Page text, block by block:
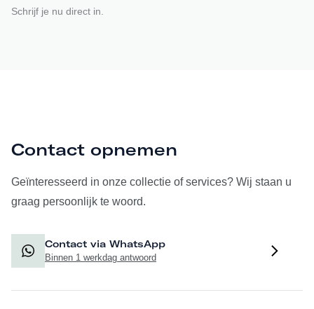
Schrijf je nu direct in.
Contact opnemen
Geïnteresseerd in onze collectie of services? Wij staan u
graag persoonlijk te woord.
Contact via WhatsApp
Binnen 1 werkdag antwoord